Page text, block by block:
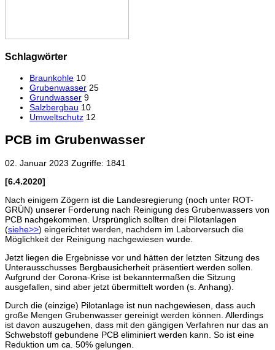
Schlagwörter
Braunkohle 10
Grubenwasser 25
Grundwasser 9
Salzbergbau 10
Umweltschutz 12
PCB im Grubenwasser
02. Januar 2023 Zugriffe: 1841
[6.4.2020]
Nach einigem Zögern ist die Landesregierung (noch unter ROT-
GRÜN) unserer Forderung nach Reinigung des Grubenwassers von
PCB nachgekommen. Ursprünglich sollten drei Pilotanlagen
(siehe>>) eingerichtet werden, nachdem im Laborversuch die
Möglichkeit der Reinigung nachgewiesen wurde.
Jetzt liegen die Ergebnisse vor und hätten der letzten Sitzung des
Unterausschusses Bergbausicherheit präsentiert werden sollen.
Aufgrund der Corona-Krise ist bekanntermaßen die Sitzung
ausgefallen, sind aber jetzt übermittelt worden (s. Anhang).
Durch die (einzige) Pilotanlage ist nun nachgewiesen, dass auch
große Mengen Grubenwasser gereinigt werden können. Allerdings
ist davon auszugehen, dass mit den gängigen Verfahren nur das an
Schwebstoff gebundene PCB eliminiert werden kann. So ist eine
Reduktion um ca. 50% gelungen.